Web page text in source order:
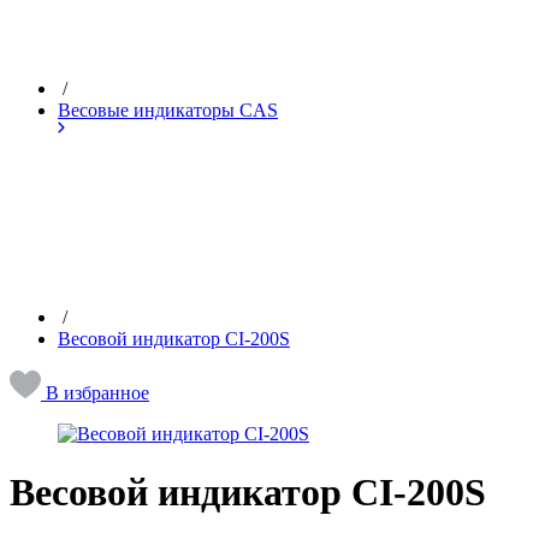
/
Весовые индикаторы CAS
/
Весовой индикатор CI-200S
В избранное
Весовой индикатор CI-200S